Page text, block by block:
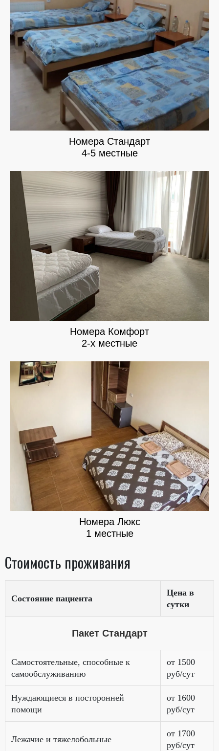
Номера Стандарт
4-5 местные
Номера Комфорт
2-х местные
Номера Люкс
1 местные
Стоимость проживания
Состояние пациента
Цена в
сутки
Пакет Стандарт
Самостоятельные, способные к
самообслуживанию
от 1500
руб/сут
Нуждающиеся в посторонней
помощи
от 1600
руб/сут
Лежачие и тяжелобольные
от 1700
руб/сут